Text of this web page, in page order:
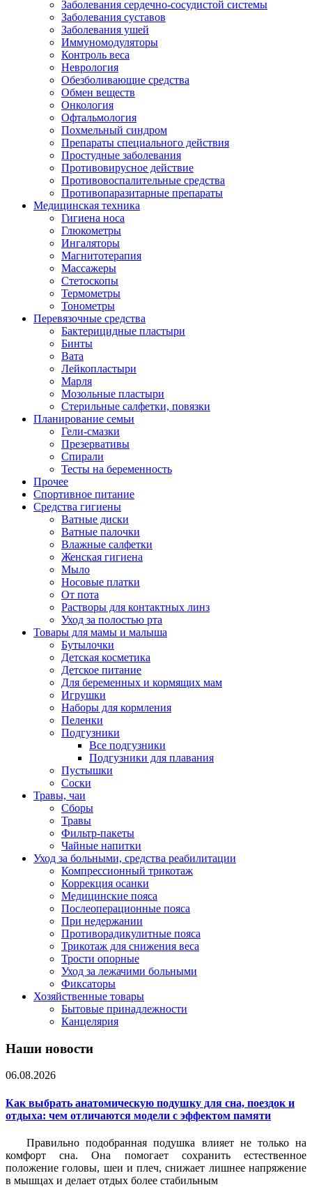
Заболевания сердечно-сосудистой системы
Заболевания суставов
Заболевания ушей
Иммуномодуляторы
Контроль веса
Неврология
Обезболивающие средства
Обмен веществ
Онкология
Офтальмология
Похмельный синдром
Препараты специального действия
Простудные заболевания
Противовирусное действие
Противовоспалительные средства
Противопаразитарные препараты
Медицинская техника
Гигиена носа
Глюкометры
Ингаляторы
Магнитотерапия
Массажеры
Стетоскопы
Термометры
Тонометры
Перевязочные средства
Бактерицидные пластыри
Бинты
Вата
Лейкопластыри
Марля
Мозольные пластыри
Стерильные салфетки, повязки
Планирование семьи
Гели-смазки
Презервативы
Спирали
Тесты на беременность
Прочее
Спортивное питание
Средства гигиены
Ватные диски
Ватные палочки
Влажные салфетки
Женская гигиена
Мыло
Носовые платки
От пота
Растворы для контактных линз
Уход за полостью рта
Товары для мамы и малыша
Бутылочки
Детская косметика
Детское питание
Для беременных и кормящих мам
Игрушки
Наборы для кормления
Пеленки
Подгузники
Все подгузники
Подгузники для плавания
Пустышки
Соски
Травы, чаи
Сборы
Травы
Фильтр-пакеты
Чайные напитки
Уход за больными, средства реабилитации
Компрессионный трикотаж
Коррекция осанки
Медицинские пояса
Послеоперационные пояса
При недержании
Противорадикулитные пояса
Трикотаж для снижения веса
Трости опорные
Уход за лежачими больными
Фиксаторы
Хозяйственные товары
Бытовые принадлежности
Канцелярия
Наши новости
06.08.2026
Как выбрать анатомическую подушку для сна, поездок и
отдыха: чем отличаются модели с эффектом памяти
Правильно подобранная подушка влияет не только на
комфорт сна. Она помогает сохранить естественное
положение головы, шеи и плеч, снижает лишнее напряжение
в мышцах и делает отдых более стабильным